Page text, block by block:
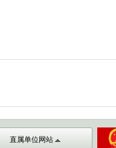
直属单位网站